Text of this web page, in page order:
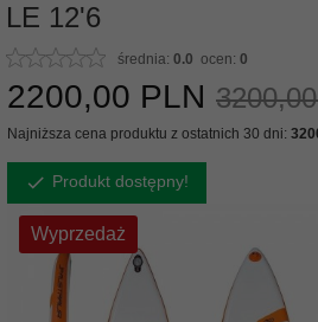
LE 12'6
średnia: 0.0 ocen: 0
2200,00 PLN
Najniższa cena produktu z ostatnich 30 dni:
Produkt dostępny!
Wyprzedaż